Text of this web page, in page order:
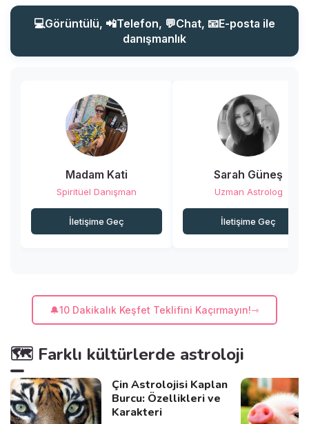
ilgisini çekmek ve kalbini
kazanmak için bilmeniz
gereken tüm sırları bu
yazıda bulacaksınız. Hazır
mısınız?
💻Görüntülü, 📲Telefon, 💬Chat, 📧E-posta ile
danışmanlık
Madam Kati
Spiritüel Danışman
İletişime Geç
Sarah Güneş
Uzman Astrolog
İletişime Geç
🔔10 Dakikalık Keşfet Teklifini Kaçırmayın!
🗺️ Farklı kültürlerde astroloji
Çin Astrolojisi Kaplan
Burcu: Özellikleri ve
Karakteri